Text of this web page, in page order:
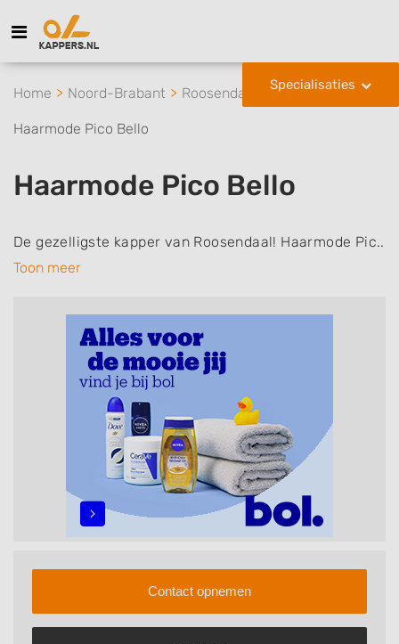
Specialisaties
Home Noord-Brabant Roosendaal
Haarmode Pico Bello
Haarmode Pico Bello
De gezelligste kapper van Roosendaal! Haarmode Pic..
Toon meer
Contact opnemen